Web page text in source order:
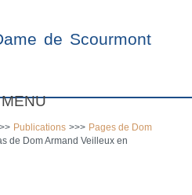
de Scourmont
MENU
Publications >>> Pages de Dom
de Dom Armand Veilleux en